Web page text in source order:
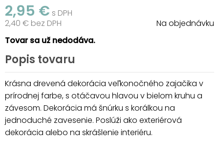
2,95 € s DPH
2,40 € bez DPH
Na objednávku
Tovar sa už nedodáva.
Popis tovaru
Krásna drevená dekorácia veľkonočného zajačika v
prírodnej farbe, s otáčavou hlavou v bielom kruhu a
závesom. Dekorácia má šnúrku s korálkou na
jednoduché zavesenie. Poslúži ako exteriérová
dekorácia alebo na skrášlenie interiéru.